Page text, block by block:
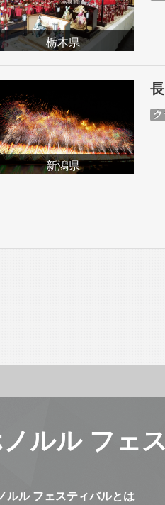
栃木県
新潟県
ルル フェ
ルル フェスティバルとは